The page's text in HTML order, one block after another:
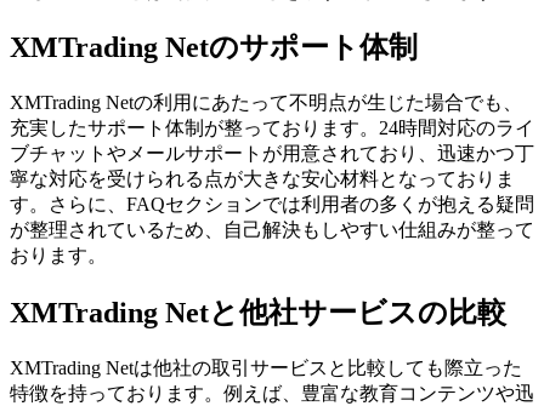
XMTrading Netのサポート体制
XMTrading Netの利用にあたって不明点が生じた場合でも、
充実したサポート体制が整っております。24時間対応のライ
ブチャットやメールサポートが用意されており、迅速かつ丁
寧な対応を受けられる点が大きな安心材料となっておりま
す。さらに、FAQセクションでは利用者の多くが抱える疑問
が整理されているため、自己解決もしやすい仕組みが整って
おります。
XMTrading Netと他社サービスの比較
XMTrading Netは他社の取引サービスと比較しても際立った
特徴を持っております。例えば、豊富な教育コンテンツや迅